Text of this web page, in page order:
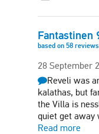
Pet
request)
Fantastinen
based on 58 reviews
28 September
Reveli was
kalathas, but
the Villa is
quiet get
Read more